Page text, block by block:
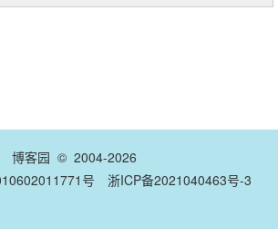
博客园 © 2004-2026
号
浙ICP备2021040463号-3